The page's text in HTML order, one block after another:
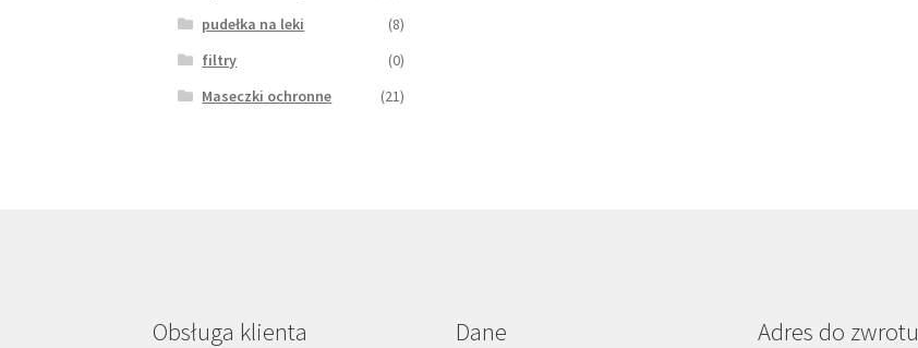
pudełka na leki
(8)
filtry
(0)
Maseczki ochronne
(21)
Obsługa klienta Dane Adres do zwrotu